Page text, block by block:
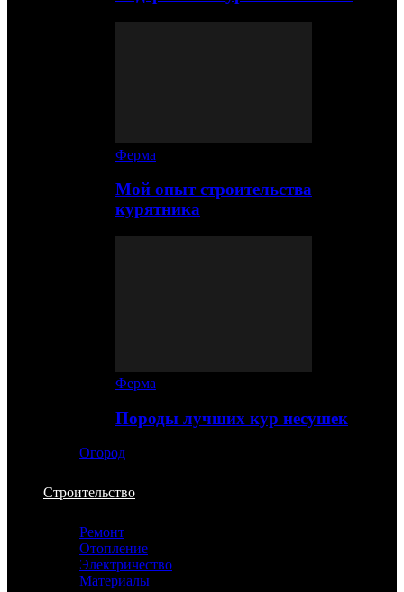
Ферма
Мой опыт строительства
курятника
Ферма
Породы лучших кур несушек
Огород
Строительство
Ремонт
Отопление
Электричество
Материалы